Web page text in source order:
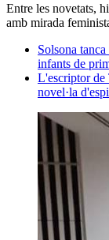
Entre les novetats,
amb mirada
Solsona
infants de
L'escriptor de
novel·la